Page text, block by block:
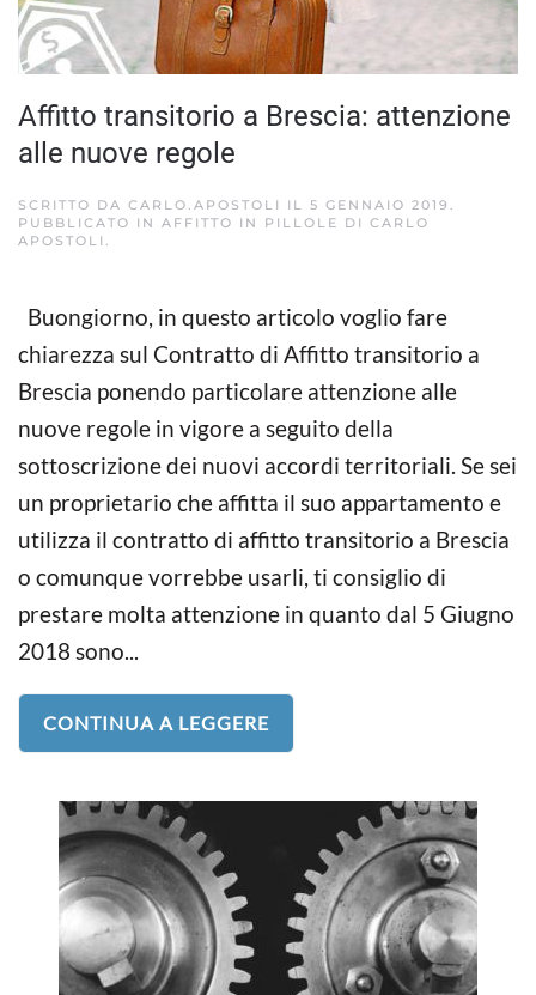
Affitto transitorio a Brescia: attenzione
alle nuove regole
SCRITTO DA CARLO.APOSTOLI IL 5 GENNAIO 2019 .
PUBBLICATO IN AFFITTO IN PILLOLE DI CARLO
APOSTOLI .
Buongiorno, in questo articolo voglio fare
chiarezza sul Contratto di Affitto transitorio a
Brescia ponendo particolare attenzione alle
nuove regole in vigore a seguito della
sottoscrizione dei nuovi accordi territoriali. Se sei
un proprietario che affitta il suo appartamento e
utilizza il contratto di affitto transitorio a Brescia
o comunque vorrebbe usarli, ti consiglio di
prestare molta attenzione in quanto dal 5 Giugno
2018 sono...
CONTINUA A LEGGERE